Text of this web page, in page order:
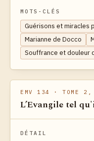
MOTS-CLÉS
Guérisons et miracles
Marianne de Docco
Souffrance et douleur
EMV 134 · TOME
L’Evangile tel
DÉTAIL